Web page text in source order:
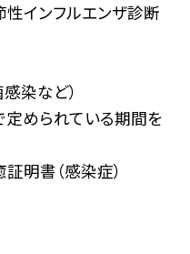
性インフルエンザ診断
染など）
められている期間を
明書（感染症）